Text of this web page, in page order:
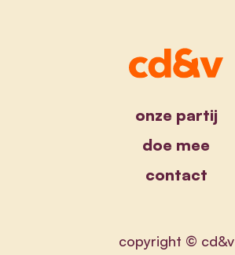
onze partij
doe mee
contact
copyright © cd&v